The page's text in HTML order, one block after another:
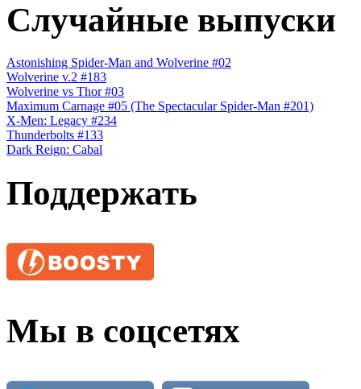
Случайные выпуски
Astonishing Spider-Man and Wolverine #02
Wolverine v.2 #183
Wolverine vs Thor #03
Maximum Carnage #05 (The Spectacular Spider-Man #201)
X-Men: Legacy #234
Thunderbolts #133
Dark Reign: Cabal
Поддержать
Мы в соцсетях